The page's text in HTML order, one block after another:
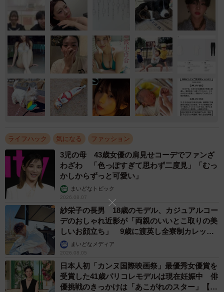
ライフハック 気になる ファッション
3児の母 43歳女優の肩見せコーデでファンざ
わざわ 「色っぽすぎて思わず二度見」「むっ
かしからずっと可愛い」
まいどなトピック
2026.08.07
紗栄子の長男 18歳のモデル、カジュアルコー
デのおしゃれ近影が「両親のいいとこ取りの美
しいお顔立ち」 9歳に渡英し全寮制カレッジ
で学ぶまいどなメディア
2026.08.05
日本人初「カンヌ国際映画祭」最優秀女優賞を
受賞した41歳パリコレモデルは現在妊娠中 俳
優挑戦のきっかけは「あこがれのスター」【徹